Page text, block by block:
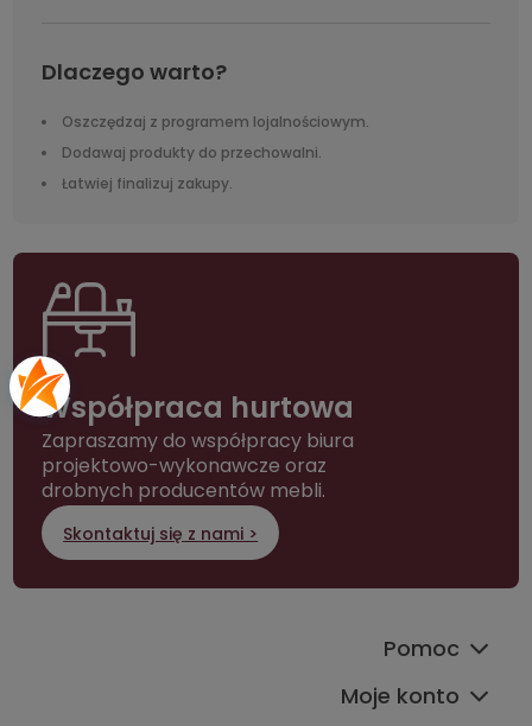
Dlaczego warto?
Oszczędzaj z programem lojalnościowym.
Dodawaj produkty do przechowalni.
Łatwiej finalizuj zakupy.
Współpraca hurtowa
Zapraszamy do współpracy biura
projektowo-wykonawcze oraz
drobnych producentów mebli.
Skontaktuj się z nami >
Pomoc
Moje konto